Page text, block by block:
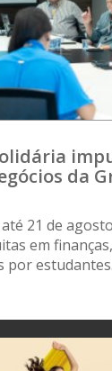
da
21 de
em
por